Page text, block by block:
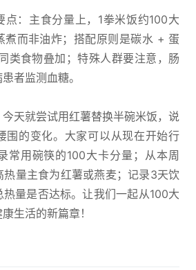
点：主食分量上，1拳米饭约100大
煮而非油炸；搭配原则是碳水 + 蛋
类食物叠加；特殊人群要注意，肠
者监测血糖。
天就尝试用红薯替换半碗米饭，说
围的变化。大家可以从现在开始行
常用碗筷的100大卡分量；从本周
量主食为红薯或燕麦；记录3天饮
量是否达标。让我们一起从100大
生活的新篇章！